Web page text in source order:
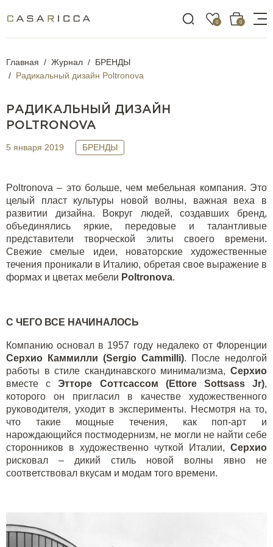
0 0
Главная Журнал
БРЕНДЫ
Радикальный дизайн Poltronova
РАДИКАЛЬНЫЙ ДИЗАЙН
POLTRONOVA
5 января 2019 БРЕНДЫ
Poltronova – это больше, чем мебельная компания. Это
целый пласт культуры новой волны, важная веха в
развитии дизайна. Вокруг людей, создавших бренд,
объединялись яркие, передовые и талантливые
представители творческой элиты своего времени.
Свежие смелые идеи, новаторские художественные
течения проникали в Италию, обретая свое выражение в
формах и цветах мебели Poltronova.
С ЧЕГО ВСЕ НАЧИНАЛОСЬ
Компанию основал в 1957 году недалеко от Флоренции
Серхио Каммилли (Sergio Cammilli). После недолгой
работы в стиле скандинавского минимализма, Серхио
вместе сЭтторе Соттсассом (Ettore Sottsass Jr),
которого он пригласил в качестве художественного
руководителя, уходит в эксперименты. Несмотря на то,
что такие мощные течения, как поп-арт и
нарождающийся постмодернизм, не могли не найти себе
сторонников в художественно чуткой Италии, Серхио
рисковал – дикий стиль новой волны явно не
соответствовал вкусам и модам того времени.